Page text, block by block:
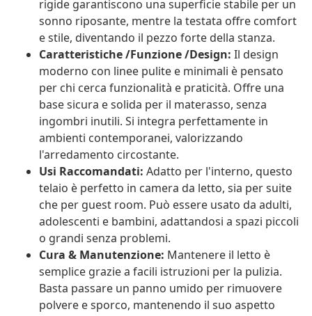
rigide garantiscono una superficie stabile per un
sonno riposante, mentre la testata offre comfort
e stile, diventando il pezzo forte della stanza.
Caratteristiche /Funzione /Design: Il design
moderno con linee pulite e minimali è pensato
per chi cerca funzionalità e praticità. Offre una
base sicura e solida per il materasso, senza
ingombri inutili. Si integra perfettamente in
ambienti contemporanei, valorizzando
l'arredamento circostante.
Usi Raccomandati: Adatto per l'interno, questo
telaio è perfetto in camera da letto, sia per suite
che per guest room. Può essere usato da adulti,
adolescenti e bambini, adattandosi a spazi piccoli
o grandi senza problemi.
Cura & Manutenzione: Mantenere il letto è
semplice grazie a facili istruzioni per la pulizia.
Basta passare un panno umido per rimuovere
polvere e sporco, mantenendo il suo aspetto